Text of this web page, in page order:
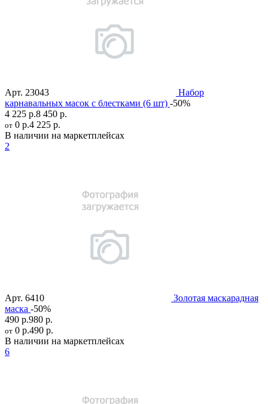
Арт. 23043
Набор
карнавальных масок с блестками (6 шт) -50%
4 225 р.8 450 р.
от 0 р.4 225 р.
В наличии на маркетплейсах
2
Арт. 6410
Золотая маскарадная
маска -50%
490 р.980 р.
от 0 р.490 р.
В наличии на маркетплейсах
6